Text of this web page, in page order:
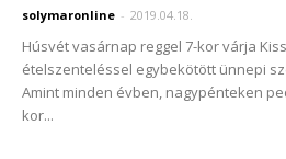
solymaronline - 2019.04.18.
Húsvét vasárnap reggel 7-kor várja
ételszenteléssel egybekötött ünnepi
Amint minden évben, nagypénteken
kor...